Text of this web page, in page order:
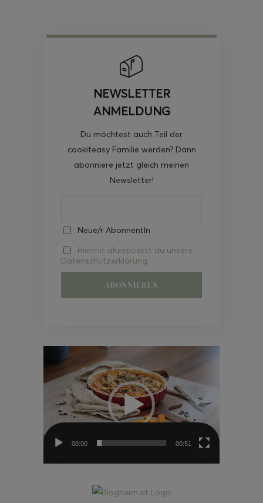
NEWSLETTER
ANMELDUNG
Du möchtest auch Teil der
cookiteasy Familie werden? Dann
abonniere jetzt gleich meinen
Newsletter!
Neue/r AbonnentIn
Hiermit akzeptierst du unsere
Datenschutzerklärung.
Video-
00:00 00:51